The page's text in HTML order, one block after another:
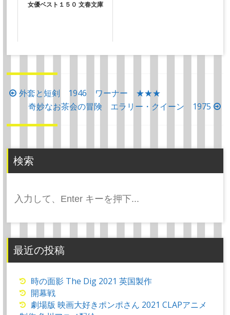
女優ベスト１５０ 文春文庫
投
ナ
ゲ
ー
ン
外套と短剣 1946 ワーナー ★★★
奇妙なお茶会の冒険 エラリー・クイーン 1975
検索
索:
最近の投稿
時の面影 The Dig 2021 英国製作
開幕戦
劇場版 映画大好きポンポさん 2021 CLAPアニメ